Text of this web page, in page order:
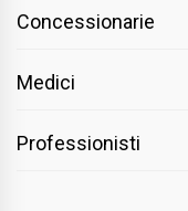
Concessionarie
Medici
Professionisti